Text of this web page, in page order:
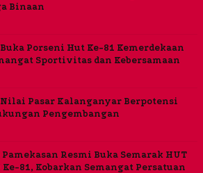
Binaan
Porseni Hut Ke-81 Kemerdekaan
Sportivitas dan Kebersamaan
Pasar Kalanganyar Berpotensi
Pengembangan
Resmi Buka Semarak HUT
81, Kobarkan Semangat Persatuan